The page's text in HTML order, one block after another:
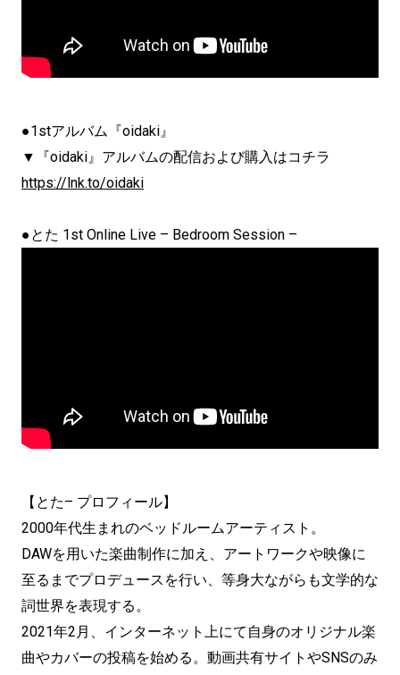
●1stアルバム『oidaki』
▼『oidaki』アルバムの配信および購入はコチラ
https://lnk.to/oidaki
●とた 1st Online Live – Bedroom Session –
【とた– プロフィール】
2000年代生まれのベッドルームアーティスト。
DAWを用いた楽曲制作に加え、アートワークや映像に
至るまでプロデュースを行い、等身大ながらも文学的な
詞世界を表現する。
2021年2月、インターネット上にて自身のオリジナル楽
曲やカバーの投稿を始める。動画共有サイトやSNSのみ